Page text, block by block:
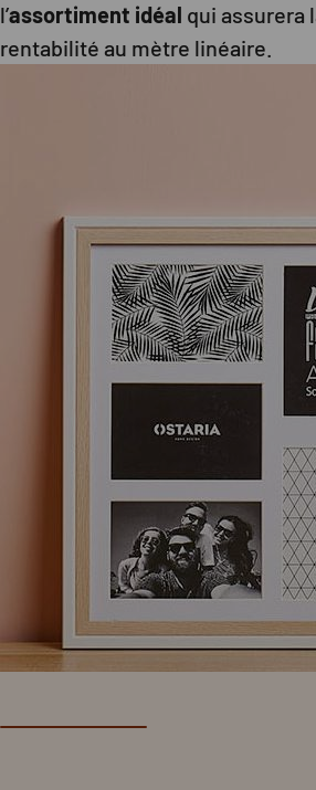
l’assortiment idéal qui assurera
rentabilité au mètre linéaire.